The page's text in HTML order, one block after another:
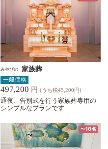
みやびの 家族葬
一般価格
497,200 円 (うち税45,200円)
通夜、告別式を行う家族葬専用の
シンプルなプランです
〜10名